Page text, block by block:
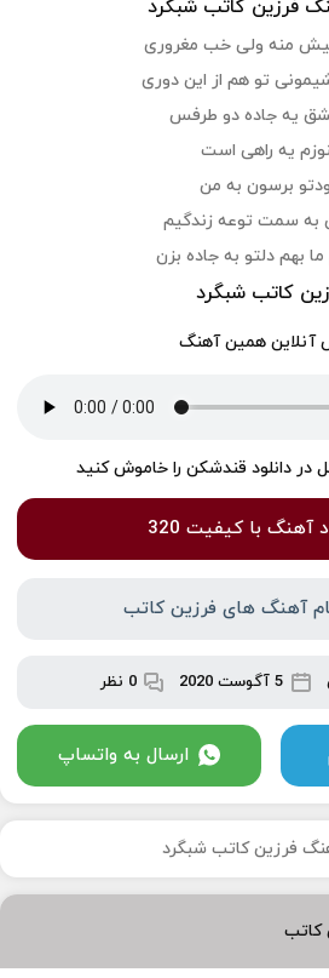
فرزین کاتب شبگرد
منه ولی خب مغروری
تو هم از این دوری
یه جاده دو طرفس
یه راهی است
برسون به من
به سمت توعه زندگیم
بهم دلتو به جاده بزن
کاتب شبگرد
همین آهنگ
دانلود قندشکن را خاموش کنید
آهنگ با کیفیت 320
آهنگ های فرزین کاتب
5 آگوست 2020 0 نظر
ارسال به واتساپ
فرزین کاتب شبگرد
کاتب